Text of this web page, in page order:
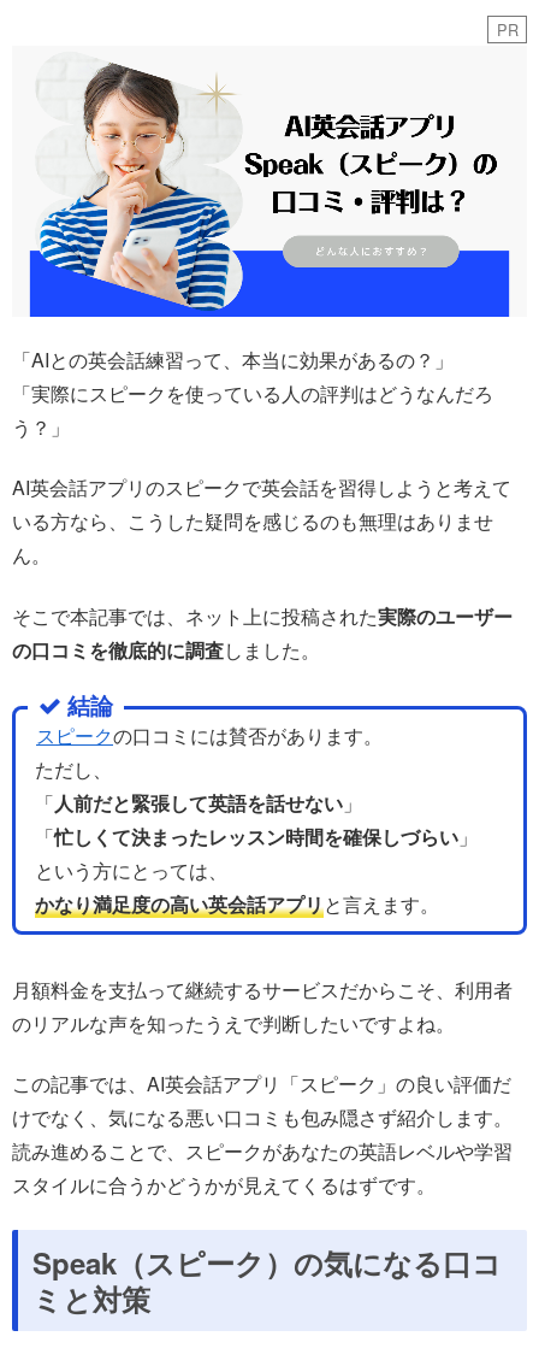
PR
「AIとの英会話練習って、本当に効果があるの？」
「実際にスピークを使っている人の評判はどうなんだろ
う？」
AI英会話アプリのスピークで英会話を習得しようと考えて
いる方なら、こうした疑問を感じるのも無理はありませ
ん。
そこで本記事では、ネット上に投稿された実際のユーザー
の口コミを徹底的に調査しました。
結論
スピークの口コミには賛否があります。
ただし、
「人前だと緊張して英語を話せない 」
「忙しくて決まったレッスン時間を確保しづらい 」
という方にとっては、
かなり満足度の高い英会話アプリと言えます。
月額料金を支払って継続するサービスだからこそ、利用者
のリアルな声を知ったうえで判断したいですよね。
この記事では、AI英会話アプリ「スピーク」の良い評価だ
けでなく、気になる悪い口コミも包み隠さず紹介します。
読み進めることで、スピークがあなたの英語レベルや学習
スタイルに合うかどうかが見えてくるはずです。
Speak（スピーク）の気になる口コ
ミと対策